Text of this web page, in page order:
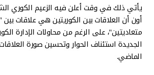
يأتي ذلك في وقت أعلن فيه الزعيم الكوري
أون أن العلاقات بين الكوريتين هي علاقات بين
متعاديتين"، على الرغم من محاولات الإدارة
الجديدة استئناف الحوار وتحسين صورة
الماضي.